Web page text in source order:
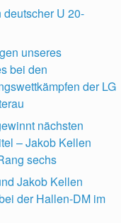
U 20-
unseres
bei den
der LG
nächsten
– Jakob Kellen
sechs
Jakob Kellen
der Hallen-DM im